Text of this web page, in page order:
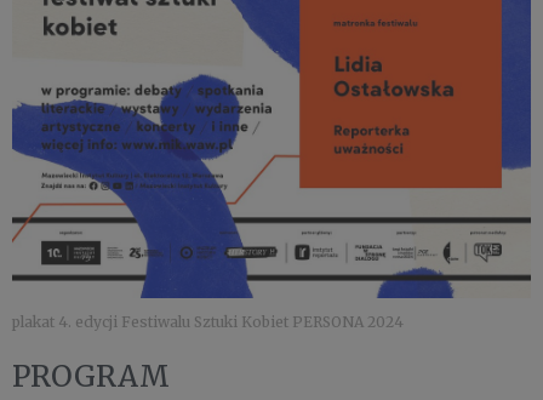
plakat 4. edycji Festiwalu Sztuki Kobiet PERSONA 2024
PROGRAM